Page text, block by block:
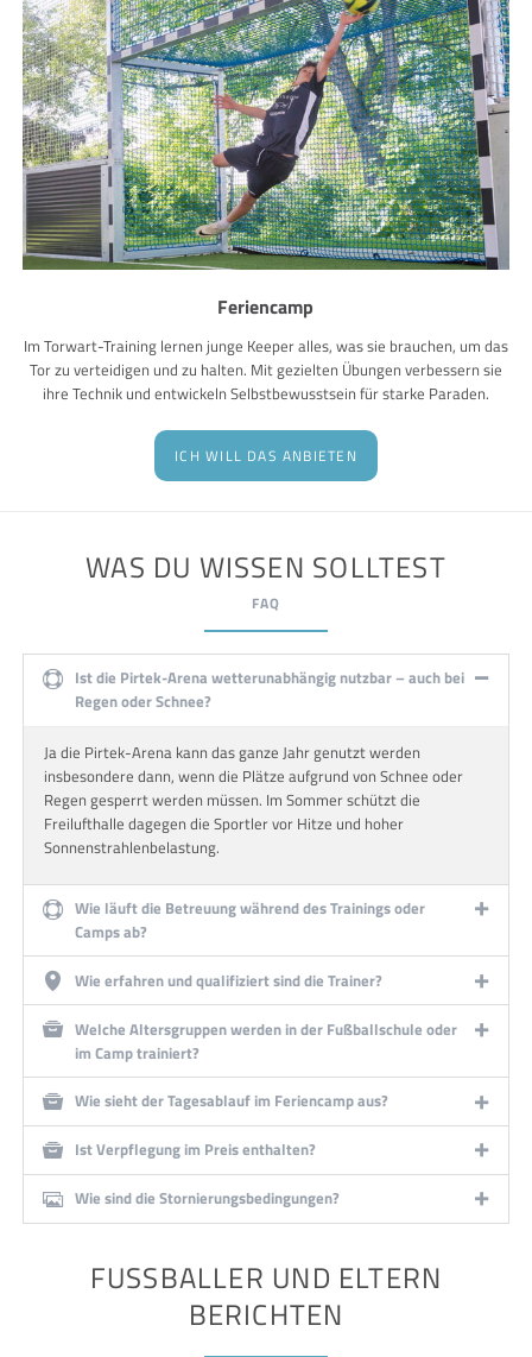
Feriencamp
Im Torwart-Training lernen junge Keeper alles, was sie brauchen, um das
Tor zu verteidigen und zu halten. Mit gezielten Übungen verbessern sie
ihre Technik und entwickeln Selbstbewusstsein für starke Paraden.
ICH WILL DAS ANBIETEN
WAS DU WISSEN SOLLTEST
FAQ
Ist die Pirtek-Arena wetterunabhängig nutzbar – auch bei
Regen oder Schnee?
Ja die Pirtek-Arena kann das ganze Jahr genutzt werden
insbesondere dann, wenn die Plätze aufgrund von Schnee oder
Regen gesperrt werden müssen. Im Sommer schützt die
Freilufthalle dagegen die Sportler vor Hitze und hoher
Sonnenstrahlenbelastung.
Wie läuft die Betreuung während des Trainings oder
Camps ab?
Wie erfahren und qualifiziert sind die Trainer?
Welche Altersgruppen werden in der Fußballschule oder
im Camp trainiert?
Wie sieht der Tagesablauf im Feriencamp aus?
Ist Verpflegung im Preis enthalten?
Wie sind die Stornierungsbedingungen?
FUSSBALLER UND ELTERN B
ERICHTEN